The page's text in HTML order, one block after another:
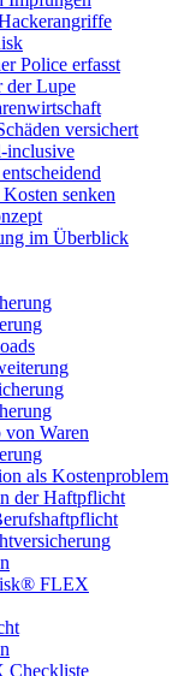
Police erfasst
der Lupe
versichert
inclusive
senken
im Überblick
von Waren
als Kostenproblem
der Haftpflicht
FLEX
Checkliste